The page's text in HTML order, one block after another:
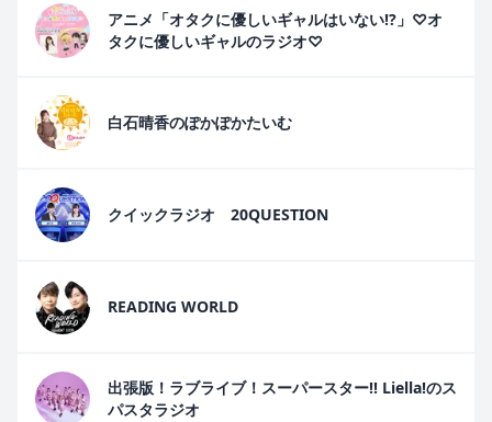
アニメ「オタクに優しいギャルはいない!?」♡オ
タクに優しいギャルのラジオ♡
白石晴香のぽかぽかたいむ
クイックラジオ 20QUESTION
READING WORLD
出張版！ラブライブ！スーパースター!! Liella!のス
パスタラジオ